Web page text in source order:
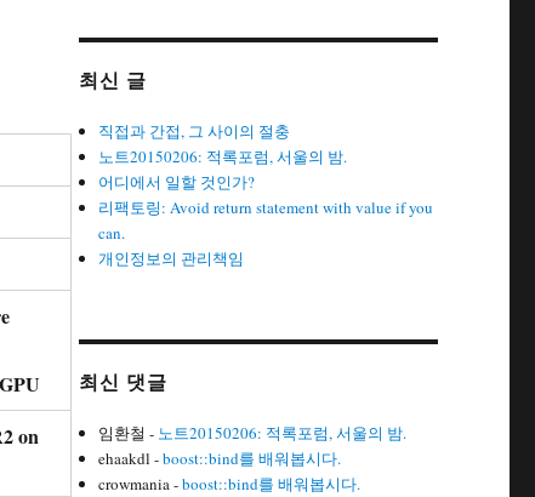
on
최신 글
직접과 간접, 그 사이의 절충
노트20150206: 적록포럼, 서울의 밤.
어디에서 일할 것인가?
리팩토링: Avoid return statement with value if you
can.
개인정보의 관리책임
최신 댓글
임환철 - 노트20150206: 적록포럼, 서울의 밤.
ehaakdl -boost::bind를 배워봅시다.
crowmania-boost::bind를 배워봅시다.